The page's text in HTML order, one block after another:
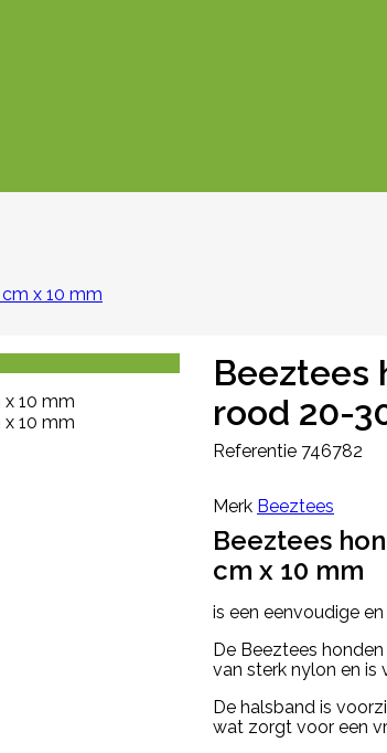
x 10 mm
Beeztees
rood 20-
Referentie 746782
Merk Beeztees
Beeztees
cm x 10 mm
is een eenvoudige
De Beeztees
van sterk nylon en is
De halsband is
wat zorgt voor een